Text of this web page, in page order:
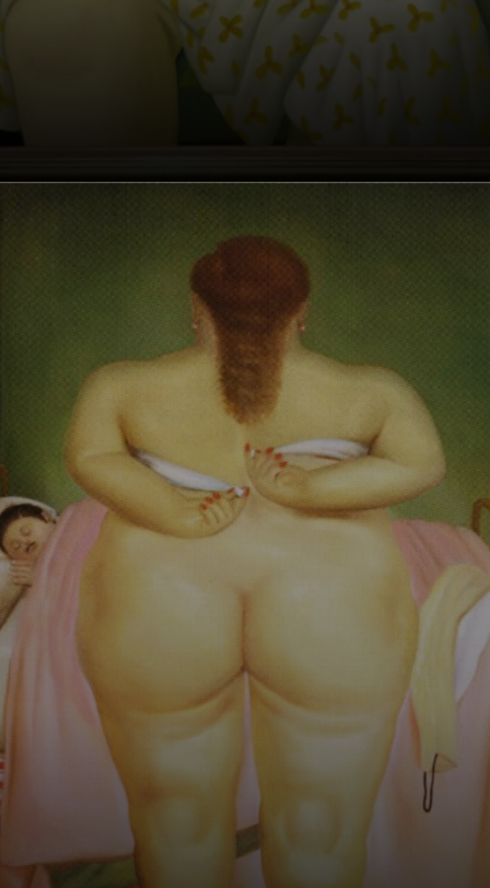
Com mais de 3 mil
pinturas e 200
esculturas,
Botero se
consolidou como
um dos artistas
mais
reconhecidos da
região.